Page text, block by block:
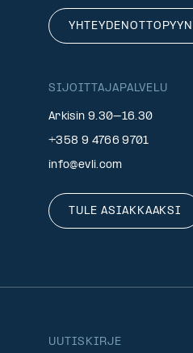
SIJOITTAJAPALVELU
Arkisin 9.30–16.30
+358 9 4766 9701
info@evli.com
TULE ASIAKKAAKSI
UUTISKIRJE